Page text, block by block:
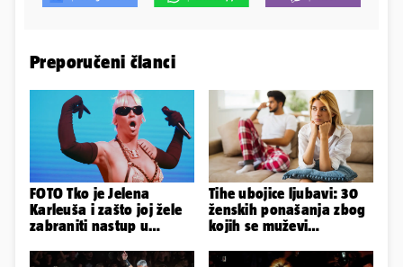
Preporučeni članci
FOTO Tko je Jelena
Karleuša i zašto joj žele
zabraniti nastup u
govorila...
Tihe ubojice ljubavi: 30
ženskih ponašanja zbog
kojih se muževi